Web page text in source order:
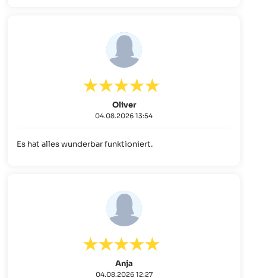
Oliver
04.08.2026 13:54
Es hat alles wunderbar funktioniert.
Anja
04.08.2026 12:27